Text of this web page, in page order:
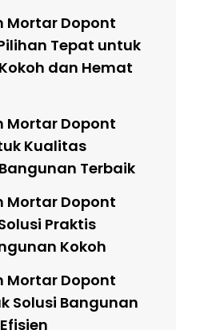
Mortar Dopont
Tepat untuk
dan Hemat
Mortar Dopont
Kualitas
Terbaik
Mortar Dopont
Praktis
Kokoh
Mortar Dopont
Solusi Bangunan